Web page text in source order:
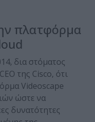
πλατφόρμα
δια στόματος
της Cisco, ότι
Videoscape
ώστε να
δυνατότητες